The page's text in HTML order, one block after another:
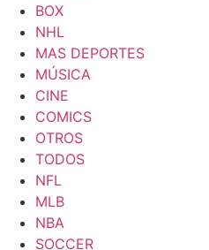
BOX
NHL
MAS DEPORTES
MÚSICA
CINE
COMICS
OTROS
TODOS
NFL
MLB
NBA
SOCCER